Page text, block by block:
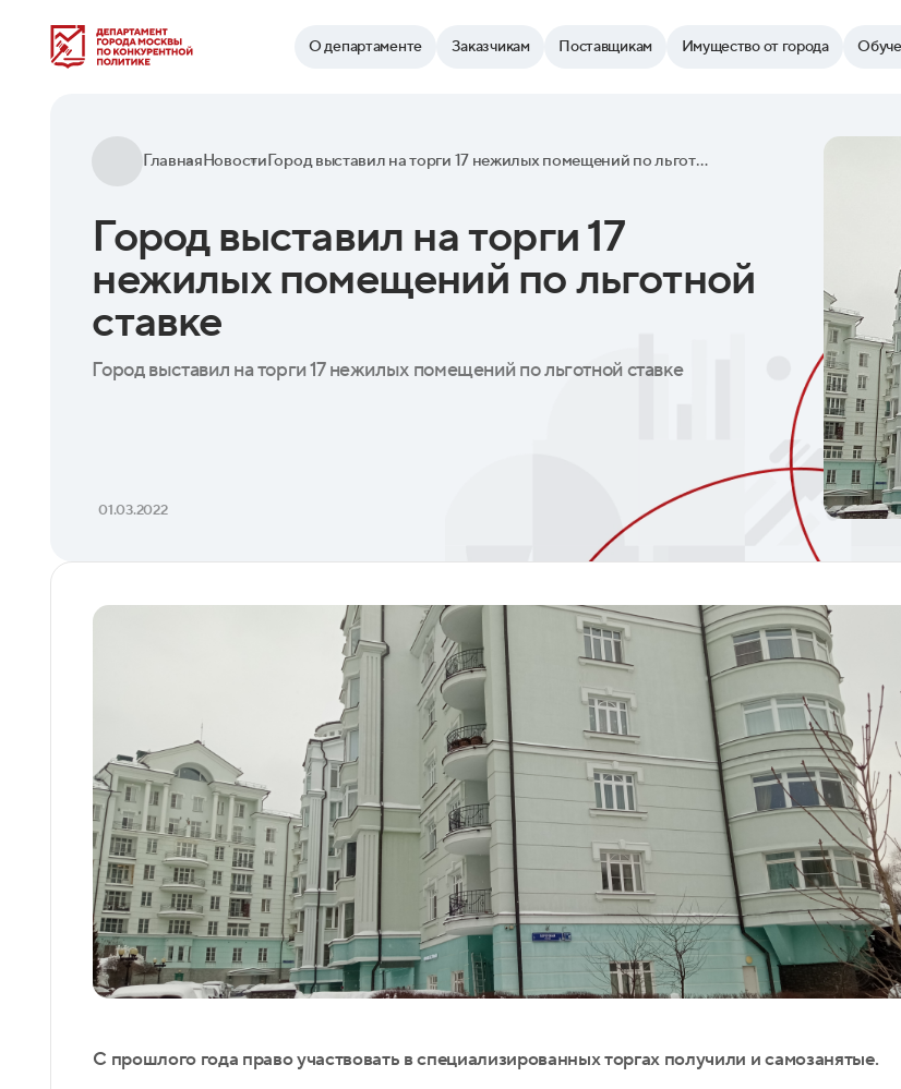
О департаменте Заказчикам Поставщикам Имущество от города
ГлавнаяНовости Город выставил на торги 17 нежилых помещений по льготной ставке
Город выставил на торги 17
нежилых помещений по льготной
ставке
Город выставил на торги 17 нежилых помещений по льготной ставке
01.03.2022
С прошлого года право участвовать в специализированных торгах получили и самозанятые.